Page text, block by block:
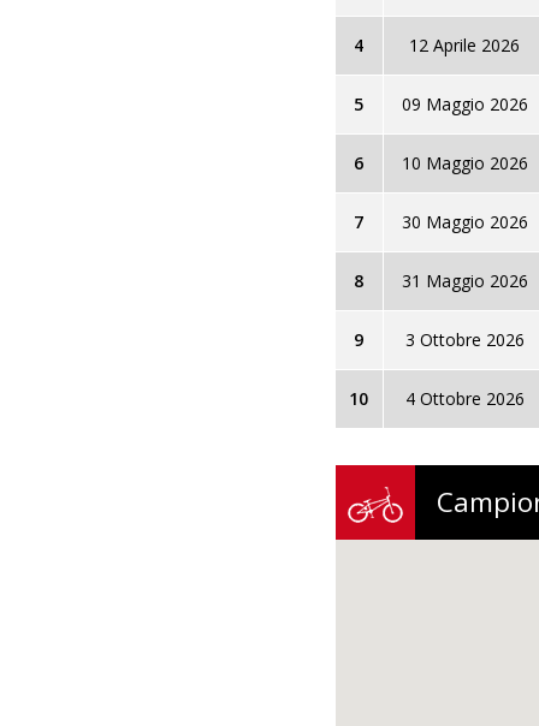
4 12 Aprile 2026
5 09 Maggio 2026
6 10 Maggio 2026
7 30 Maggio 2026
8 31 Maggio 2026
9 3 Ottobre 2026
10 4 Ottobre 2026